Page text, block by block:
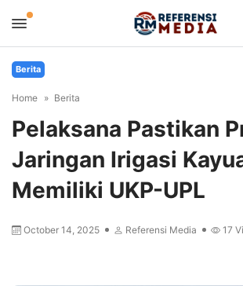
Berita
Home Berita
Pelaksana Pastikan
Jaringan Irigasi
Memiliki UKP-UPL
October 14, 2025 Referensi Media 17